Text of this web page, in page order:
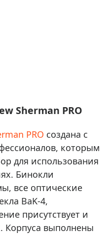
Sherman PRO
PRO создана с
которым
для использования
Бинокли
все оптические
BaK-4,
присутствует и
Корпуса выполнены